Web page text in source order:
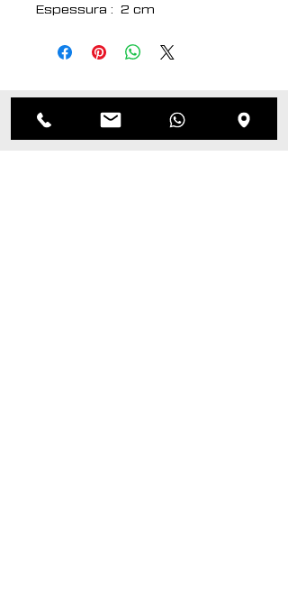
Espessura : 2 cm
Medidas aproximadas para
Produtos